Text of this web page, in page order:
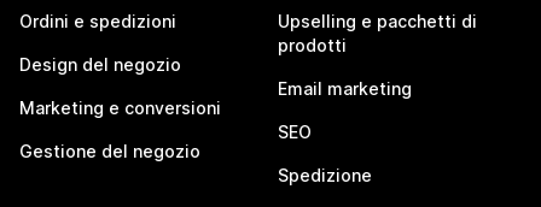
Ordini e spedizioni
Design del negozio
Marketing e conversioni
Gestione del negozio
Upselling e pacchetti di
prodotti
Email marketing
SEO
Spedizione